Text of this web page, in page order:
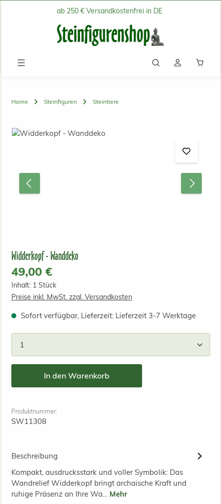
Zum Hauptinhalt springenab 250 € Versandkostenfrei in DE
Home Steinfiguren Steintiere
Bildergalerie überspringen
Widderkopf - Wanddeko
Regulärer Preis:
49,00 €
Inhalt: 1 Stück
Preise inkl. MwSt. zzgl. Versandkosten
Sofort verfügbar, Lieferzeit: Lieferzeit 3-7 Werktage
In den Warenkorb
Produktnummer:
SW11308
Beschreibung
Kompakt, ausdrucksstark und voller Symbolik: Das
Wandrelief Widderkopf bringt archaische Kraft und
ruhige Präsenz an Ihre Wa… Mehr